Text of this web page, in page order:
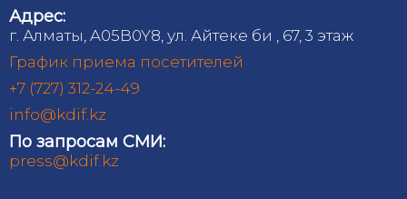
Адрес:
г. Алматы, A05B0Y8, ул. Айтеке би , 67, 3 этаж
График приема посетителей
+7 (727) 312-24-49
info@kdif.kz
По запросам СМИ:
press@kdif.kz